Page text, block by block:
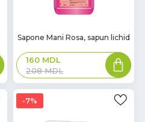
Sapone Mani Rosa, sapun lichid
208MDL
160 MDL
7%